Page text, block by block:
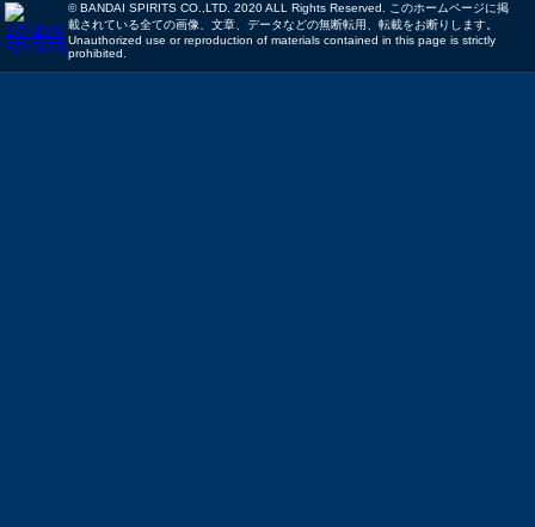
© BANDAI SPIRITS CO.,LTD. 2020 ALL Rights Reserved. このホームページに掲
載されている全ての画像、文章、データなどの無断転用、転載をお断りします。
Unauthorized use or reproduction of materials contained in this page is strictly
prohibited.